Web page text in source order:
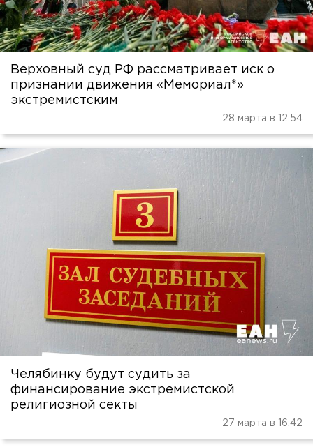
Верховный суд РФ рассматривает иск о
признании движения «Мемориал*»
экстремистским
28 марта в 12:54
Челябинку будут судить за
финансирование экстремистской
религиозной секты
27 марта в 16:42